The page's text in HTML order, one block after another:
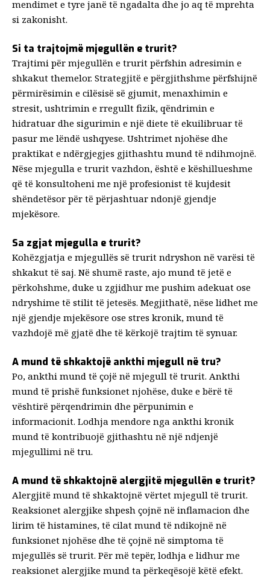
mendimet e tyre janë të ngadalta dhe jo aq të mprehta
si zakonisht.
Si ta trajtojmë mjegullën e trurit?
Trajtimi për mjegullën e trurit përfshin adresimin e
shkakut themelor. Strategjitë e përgjithshme përfshijnë
përmirësimin e cilësisë së gjumit, menaxhimin e
stresit, ushtrimin e rregullt fizik, qëndrimin e
hidratuar dhe sigurimin e një diete të ekuilibruar të
pasur me lëndë ushqyese. Ushtrimet njohëse dhe
praktikat e ndërgjegjes gjithashtu mund të ndihmojnë.
Nëse mjegulla e trurit vazhdon, është e këshillueshme
që të konsultoheni me një profesionist të kujdesit
shëndetësor për të përjashtuar ndonjë gjendje
mjekësore.
Sa zgjat mjegulla e trurit?
Kohëzgjatja e mjegullës së trurit ndryshon në varësi të
shkakut të saj. Në shumë raste, ajo mund të jetë e
përkohshme, duke u zgjidhur me pushim adekuat ose
ndryshime të stilit të jetesës. Megjithatë, nëse lidhet me
një gjendje mjekësore ose stres kronik, mund të
vazhdojë më gjatë dhe të kërkojë trajtim të synuar.
A mund të shkaktojë ankthi mjegull në tru?
Po, ankthi mund të çojë në mjegull të trurit. Ankthi
mund të prishë funksionet njohëse, duke e bërë të
vështirë përqendrimin dhe përpunimin e
informacionit. Lodhja mendore nga ankthi kronik
mund të kontribuojë gjithashtu në një ndjenjë
mjegullimi në tru.
A mund të shkaktojnë alergjitë mjegullën e trurit?
Alergjitë mund të shkaktojnë vërtet mjegull të trurit.
Reaksionet alergjike shpesh çojnë në inflamacion dhe
lirim të histamines, të cilat mund të ndikojnë në
funksionet njohëse dhe të çojnë në simptoma të
mjegullës së trurit. Për më tepër, lodhja e lidhur me
reaksionet alergjike mund ta përkeqësojë këtë efekt.